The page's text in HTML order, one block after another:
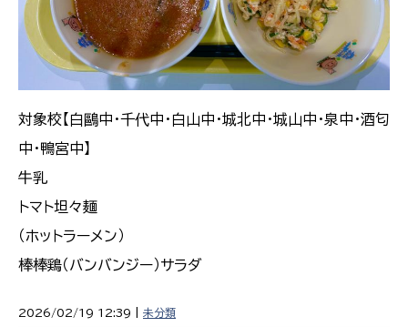
対象校【白鷗中・千代中・白山中・城北中・城山中・泉中・酒匂
中・鴨宮中】
牛乳
トマト坦々麺
（ホットラーメン）
棒棒鶏（バンバンジー）サラダ
2026/02/19 12:39 | 未分類